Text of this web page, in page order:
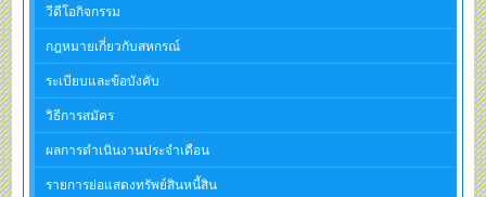
วีดีโอกิจกรรม
กฎหมายเกี่ยวกับสหกรณ์
ระเบียบและข้อบังคับ
วิธีการสมัคร
ผลการดำเนินงานประจำเดือน
รายการย่อแสดงทรัพย์สินหนี้สิน